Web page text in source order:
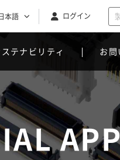
本語 ログイン
テナビリティ お問